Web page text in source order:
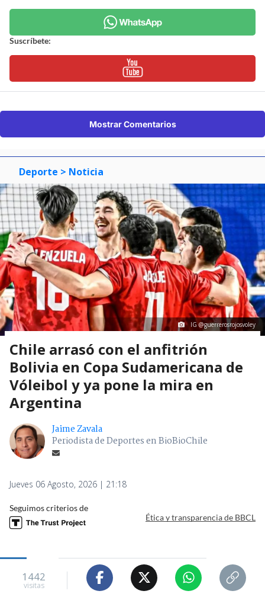
Suscríbete:
Mostrar Comentarios
Deporte > Noticia
IG @guerrerosrojosvoley
Chile arrasó con el anfitrión
Bolivia en Copa Sudamericana de
Vóleibol y ya pone la mira en
Argentina
Jaime Zavala
Periodista de Deportes en BioBioChile
Jueves 06 Agosto, 2026 | 21:18
Seguimos criterios de
Ética y transparencia de BBCL
1442
visitas